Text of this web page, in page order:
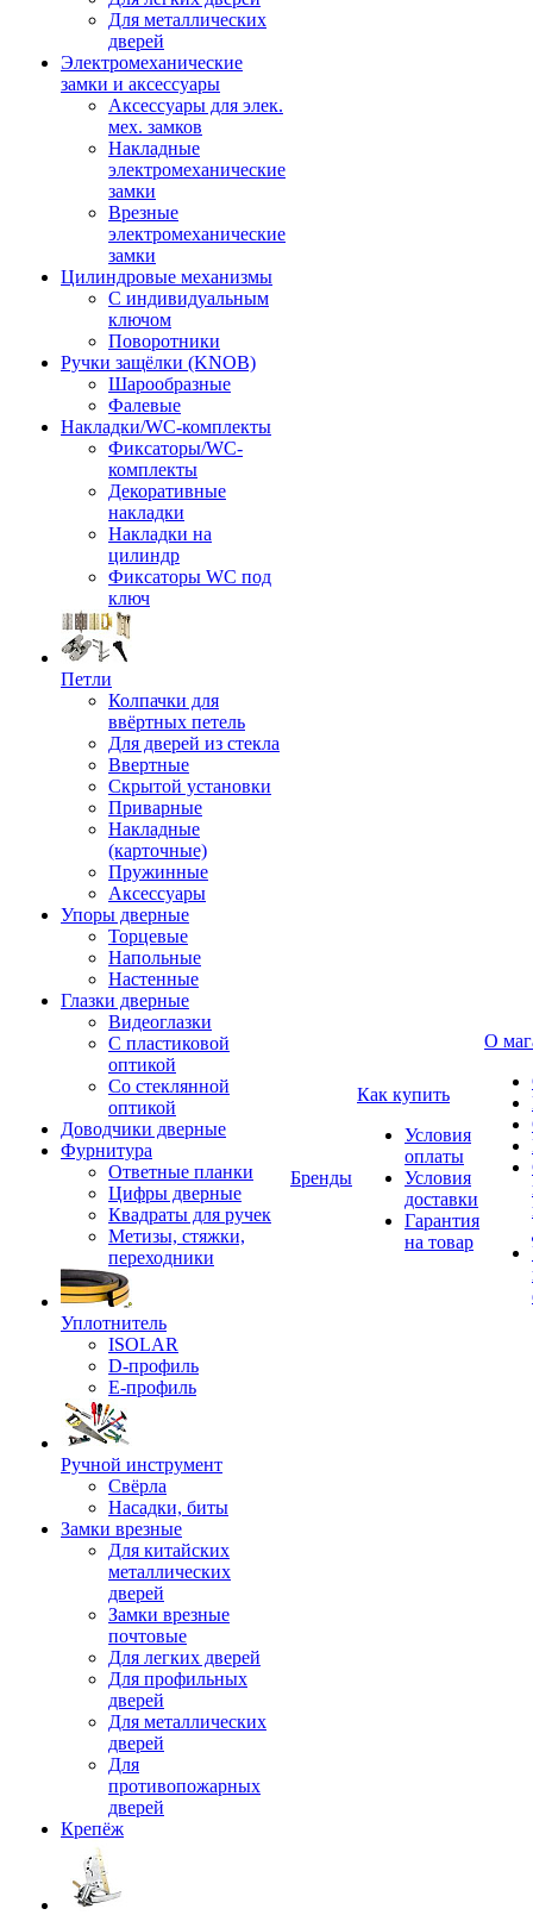
Для металлических
дверей
Электромеханические
замки и аксессуары
Аксессуары для элек.
мех. замков
Накладные
электромеханические
замки
Врезные
электромеханические
замки
Цилиндровые механизмы
С индивидуальным
ключом
Поворотники
Ручки защёлки (KNOB)
Шарообразные
Фалевые
Накладки/WC-комплекты
Фиксаторы/WC-
комплекты
Декоративные
накладки
Накладки на
цилиндр
Фиксаторы WC под
ключ
Петли
Колпачки для
ввёртных петель
Для дверей из стекла
Ввертные
Скрытой установки
Приварные
Накладные
(карточные)
Пружинные
Аксессуары
Упоры дверные
Торцевые
Напольные
Настенные
Глазки дверные
Видеоглазки
С пластиковой
оптикой
Со стеклянной
оптикой
Доводчики дверные
Фурнитура
Ответные планки
Цифры дверные
Квадраты для ручек
Метизы, стяжки,
переходники
Уплотнитель
ISOLAR
D-профиль
Е-профиль
Ручной инструмент
Свёрла
Насадки, биты
Замки врезные
Для китайских
металлических
дверей
Замки врезные
почтовые
Для легких дверей
Для профильных
дверей
Для металлических
дверей
Для
противопожарных
дверей
Крепёж
Бренды
Как купить
Условия
оплаты
Условия
доставки
Гарантия
на товар
О